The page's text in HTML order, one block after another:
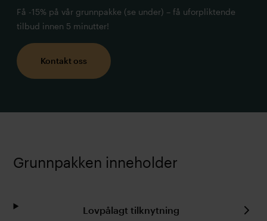
Få -15% på vår grunnpakke (se under) – få uforpliktende
tilbud innen 5 minutter!
Kontakt oss
Grunnpakken inneholder
Lovpålagt tilknytning